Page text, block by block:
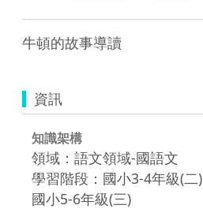
牛頓的故事導讀
資訊
知識架構
領域：語文領域-國語文
學習階段：國小3-4年級(二)
國小5-6年級(三)